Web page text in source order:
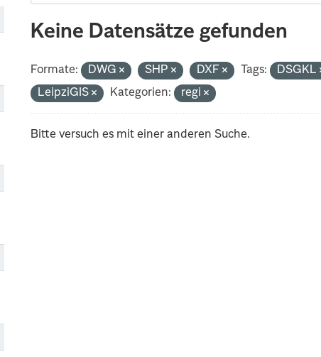
Keine Datensätze gefunden
Formate: DWG SHP DXF Tags:
DSGKL
LeipziGIS
Kategorien: regi
Bitte versuch es mit einer anderen Suche.